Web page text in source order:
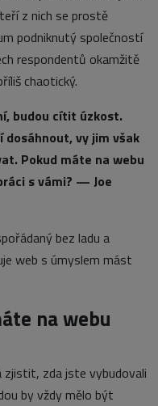
z nich se prostě
podniknutý společností
respondentů okamžitě
chaotický.
budou cítit úzkost.
vy jim však
Pokud máte na webu
s vámi? — Joe
bez ladu a
web s úmyslem mást
na webu
zjistit, zda jste vybudovali
by vždy mělo být